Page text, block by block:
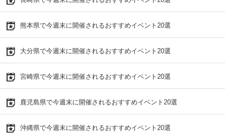
熊本県で今週末に開催されるおすすめイベント20選
大分県で今週末に開催されるおすすめイベント20選
宮崎県で今週末に開催されるおすすめイベント20選
鹿児島県で今週末に開催されるおすすめイベント20選
沖縄県で今週末に開催されるおすすめイベント20選